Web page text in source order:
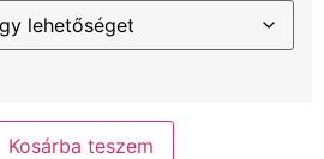
Kosárba teszem